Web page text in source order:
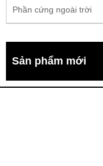
Phần cứng ngoài trời
Sản phẩm mới